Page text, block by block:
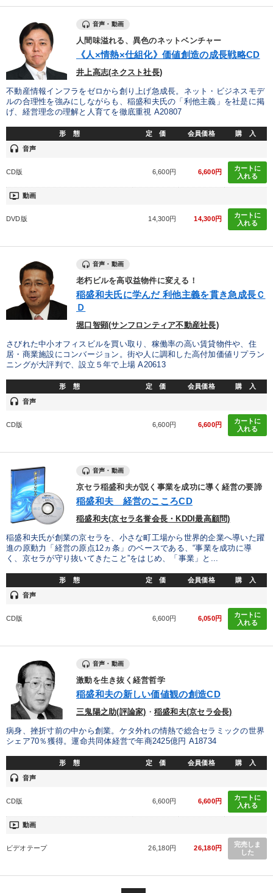
オーナー社長の「現場力の経営」＋現場の「儲ける力」をさらに
高める教材２選
業種
IT・サービス・金融業
キーワード
いい会社 リピート 営業 中小企業
労務問題・人事対策
※「更新」を押すと「テーマ」「キーワード」を更新いただけます。
経営音声・動画を探す
しいただけます
評講話
2025年春季全国経営者セミナー収録講演ＣＤ・講演ＤＶＤ・デジ
タル版（音声／動画ストリーミング・ダウンロード）
【12月】音声・映像
【最新刊】精神科医・和田秀樹の「老いない力」＋健康な社長と
会社をつくる厳選講話
数字・税務・決算書 後継社長・アトツギ 148回夏季大会
目的別
販売力を強化したい 経営体系を学びたい
新事業・新商品づくり 社長の姿勢を学びたい
財務・数字力の向上 組織を強化したい
キーワード
音声・動画
人間味溢れる、異色のネットベンチャー
《人×情熱×仕組化》価値創造の成長戦略CD
井上高志(ネクスト社長)
不動産情報インフラをゼロから創り上げ急成長。ネット・ビジネスモデ
ルの合理性を強みにしながらも、稲盛和夫氏の「利他主義」を社是に掲
げ、経営理念の理解と人育てを徹底重視 A20807
形 態 定 価 会員価格 購 入
headset 音声
CD版 6,600円 6,600円
カートに
入れる
ondemand_video 動画
DVD版 14,300円 14,300円
カートに
入れる
音声・動画
老朽ビルを高収益物件に変える！
稲盛和夫氏に学んだ 利他主義を貫き急成長Ｃ
Ｄ
堀口智顕(サンフロンティア不動産社長)
さびれた中小オフィスビルを買い取り、稼働率の高い賃貸物件や、住
居・商業施設にコンバージョン。街や人に調和した高付加価値リプラン
ニングが大評判で、設立５年で上場 A20613
形 態 定 価 会員価格 購 入
headset 音声
CD版 6,600円 6,600円
カートに
入れる
音声・動画
京セラ稲盛和夫が説く事業を成功に導く経営の要諦
稲盛和夫 経営のこころCD
稲盛和夫(京セラ名誉会長・KDDI最高顧問)
稲盛和夫氏が創業の京セラを、小さな町工場から世界的企業へ導いた躍
進の原動力「経営の原点12ヵ条」のベースである、“事業を成功に導
く、京セラが守り抜いてきたこと”をはじめ、「事業」と...
形 態 定 価 会員価格 購 入
headset 音声
CD版 6,600円 6,050円
カートに
入れる
音声・動画
激動を生き抜く経営哲学
稲盛和夫の新しい価値観の創造CD
三鬼陽之助(評論家) ・ 稲盛和夫(京セラ会長)
病身、挫折寸前の中から創業。ケタ外れの情熱で総合セラミックの世界
シェア70％獲得。運命共同体経営で年商2425億円 A18734
形 態 定 価 会員価格 購 入
headset 音声
CD版 6,600円 6,600円
カートに
入れる
ondemand_video 動画
ビデオテープ 26,180円 26,180円
完売しま
した